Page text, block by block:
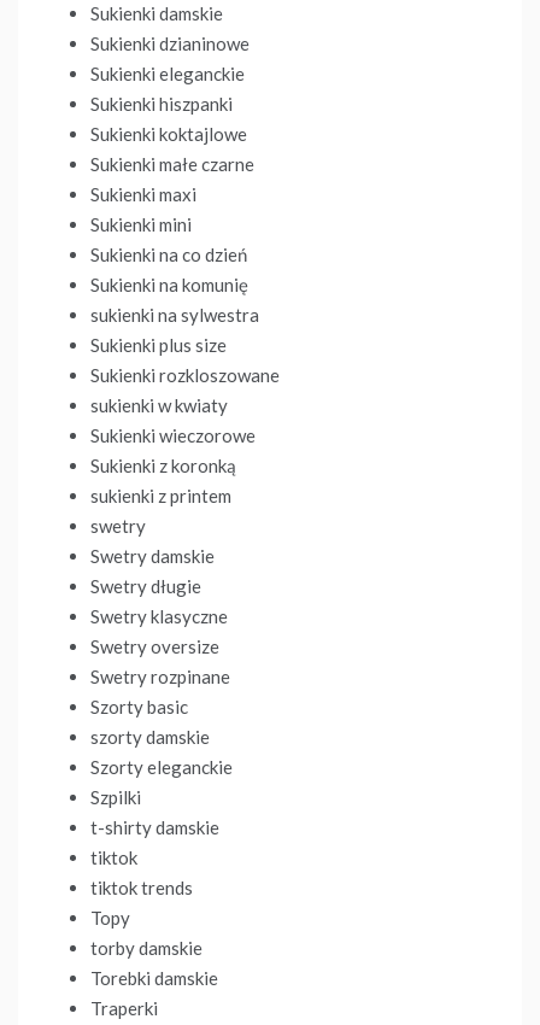
Sukienki damskie
Sukienki dzianinowe
Sukienki eleganckie
Sukienki hiszpanki
Sukienki koktajlowe
Sukienki małe czarne
Sukienki maxi
Sukienki mini
Sukienki na co dzień
Sukienki na komunię
sukienki na sylwestra
Sukienki plus size
Sukienki rozkloszowane
sukienki w kwiaty
Sukienki wieczorowe
Sukienki z koronką
sukienki z printem
swetry
Swetry damskie
Swetry długie
Swetry klasyczne
Swetry oversize
Swetry rozpinane
Szorty basic
szorty damskie
Szorty eleganckie
Szpilki
t-shirty damskie
tiktok
tiktok trends
Topy
torby damskie
Torebki damskie
Traperki